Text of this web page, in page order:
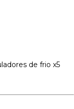
flexibilidade
para diferentes
de frio x5